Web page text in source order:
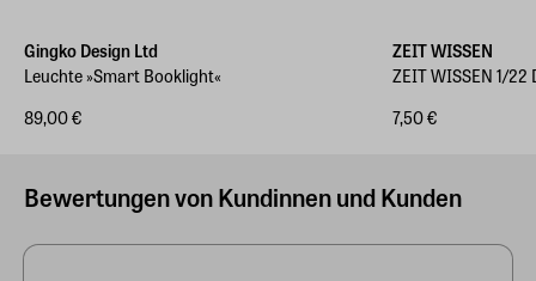
Gingko Design Ltd
Leuchte »Smart Booklight«
89,00 €
ZEIT WISSEN
ZEIT WISSEN 1/
7,50 €
Bewertungen von Kundinnen und Kunden